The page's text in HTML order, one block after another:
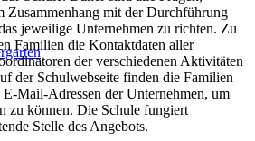
Zusammenhang mit der Durchführung
jeweilige Unternehmen zu richten. Zu
Familien die Kontaktdaten aller
der verschiedenen Aktivitäten
der Schulwebseite finden die Familien
Mail-Adressen der Unternehmen, um
zu können. Die Schule fungiert
Stelle des Angebots.